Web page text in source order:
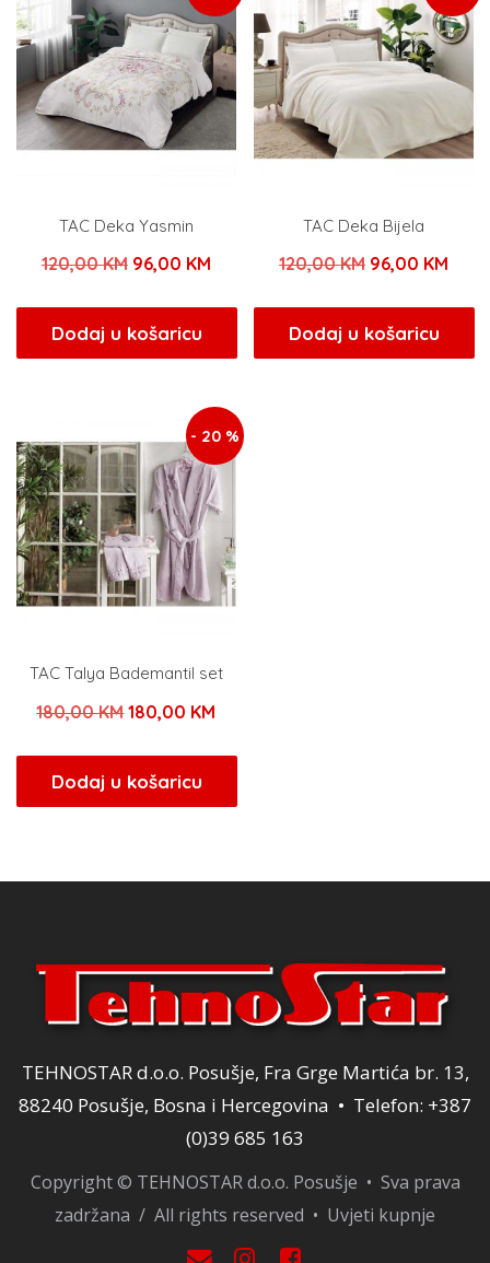
TAC Deka Yasmin
120,00KM Izvorna
bila
je:
96,00 KMTrenutna
96,00 KM.
Dodaj u košaricu
TAC Deka Bijela
120,00KM Izvorna
bila
je:
96,00 KM
Dodaj u košaricu
- 20 %
TAC Talya Bademantil set
180,00KMIzvorna
bila
je:
180,00 KM
180,00 KM.
Dodaj u košaricu
TEHNOSTAR d.o.o. Posušje, Fra Grge Martića br. 13,
88240 Posušje, Bosna i Hercegovina • Telefon: +387
(0)39 685 163
Copyright © TEHNOSTAR d.o.o. Posušje • Sva prava
zadržana / All rights reserved • Uvjeti kupnje